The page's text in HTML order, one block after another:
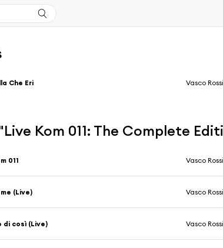
Che Eri Vasco Rossi
Kom 011: The Complete
011 Vasco Rossi
(Live) Vasco Rossi
di così (Live) Vasco Rossi